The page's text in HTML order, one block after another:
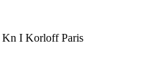
Kn I Korloff Paris